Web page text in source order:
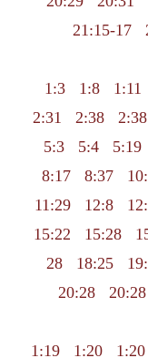
21:15-17
1:3
1:8 1:11
2:31
2:38 2:38
5:3
5:4 5:19
8:17
8:37
11:29
12:8
15:22
15:28
28
18:25
20:28
20:28
1:19
1:20 1:20